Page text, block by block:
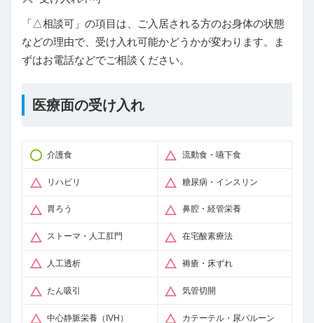
「△相談可」の項目は、ご入居される方のお身体の状態
などの理由で、受け入れ可能かどうかが変わります。ま
ずはお電話などでご相談ください。
医療面の受け入れ
介護食 流動食・嚥下食
リハビリ 糖尿病・インスリン
胃ろう 鼻腔・経管栄養
ストーマ・人工肛門 在宅酸素療法
人工透析 褥瘡・床ずれ
たん吸引 気管切開
中心静脈栄養（IVH） カテーテル・尿バルーン